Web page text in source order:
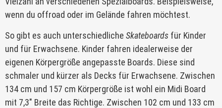
wenn du offroad oder im Gelände fahren möchtest.
So gibt es auch unterschiedliche Skateboards für Kinder
und für Erwachsene. Kinder fahren idealerweise der
eigenen Körpergröße angepasste Boards. Diese sind
schmaler und kürzer als Decks für Erwachsene. Zwischen
134 cm und 157 cm Körpergröße ist wohl ein Midi Board
mit 7,3″ Breite das Richtige. Zwischen 102 cm und 133 cm